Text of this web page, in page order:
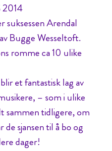
2014
suksessen Arendal
Bugge Wesseltoft.
romme ca 10 ulike
et fantastisk lag av
– som i ulike
sammen tidligere, om
de sjansen til å bo og
dager!